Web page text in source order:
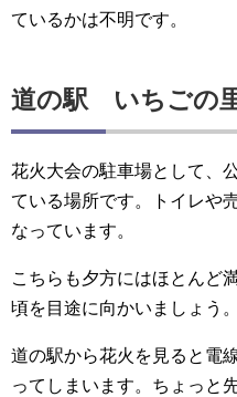
ているかは不明です。
道の駅 いちごの
花火大会の駐車場として、
ている場所です。トイレや
なっています。
こちらも夕方にはほとんど
頃を目途に向かいましょう。
道の駅から花火を見ると電
ってしまいます。ちょっと